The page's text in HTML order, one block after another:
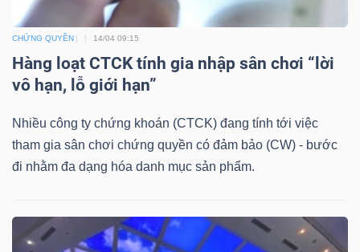
CHỨNG QUYỀN 14/04 09:15
Hàng loạt CTCK tính gia nhập sân chơi “lời
vô hạn, lỗ giới hạn”
Nhiều công ty chứng khoán (CTCK) đang tính tới việc
tham gia sân chơi chứng quyền có đảm bảo (CW) - bước
đi nhằm đa dạng hóa danh mục sản phẩm.
Tin
tức
(-)
viết
của
tác
(-)